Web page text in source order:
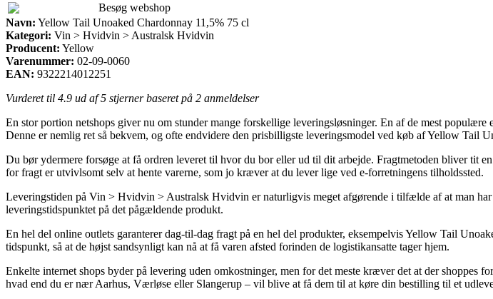
Besøg webshop
Navn: Yellow Tail Unoaked Chardonnay 11,5% 75 cl
Kategori: Vin > Hvidvin > Australsk Hvidvin
Producent: Yellow
Varenummer: 02-09-0060
EAN: 9322214012251
Vurderet til 4.9 ud af 5 stjerner baseret på 2 anmeldelser
En stor portion netshops giver nu om stunder mange forskellige leveringsløsninger. En af de mest
Denne er nemlig ret så bekvem, og ofte endvidere den prisbilligste leveringsmodel ved køb af Yellow Tail
Du bør ydermere forsøge at få ordren leveret til hvor du bor eller ud til dit arbejde. Fragtmetoden bliver tit
for fragt er utvivlsomt selv at hente varerne, som jo kræver at du lever lige ved e-forretningens tilholdssted.
Leveringstiden på Vin > Hvidvin > Australsk Hvidvin er naturligvis meget afgørende i tilfælde af at man
leveringstidspunktet på det pågældende produkt.
En hel del online outlets garanterer dag-til-dag fragt på en hel del produkter, eksempelvis Yellow Tail
tidspunkt, så at de højst sandsynligt kan nå at få varen afsted forinden de logistikansatte tager hjem.
Enkelte internet shops byder på levering uden omkostninger, men for det meste kræver det at der shoppes
hvad end du er nær Aarhus, Værløse eller Slangerup – vil blive at få dem til at køre din bestilling til et